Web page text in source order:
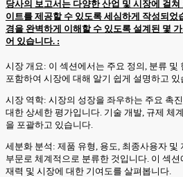
당사의 보고서는 다양한 산업 및 시장에 걸
이트를 제공할 수 있도록 세심하게 작성되었
경을 완벽하게 이해할 수 있도록 설계된 몇
어 있습니다. :
시장 개요: 이 섹션에서는 주요 정의, 분류 및
포함하여 시장에 대해 알기 쉽게 설명하고 있
시장 역학: 시장의 성장을 좌우하는 주요 촉
대한 상세한 평가입니다. 기술 개발, 규제 체
을 포괄하고 있습니다.
세분화 분석: 제품 유형, 용도, 최종사용자 및
부문로 체계적으로 분류한 것입니다. 이 섹
재력 및 시장에 대한 기여도를 살펴봅니다.